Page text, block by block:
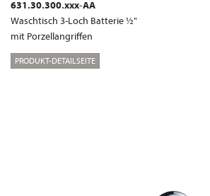
631.30.300.xxx-AA
Waschtisch 3-Loch Batterie ½"
mit Porzellangriffen
PRODUKT-DETAILSEITE